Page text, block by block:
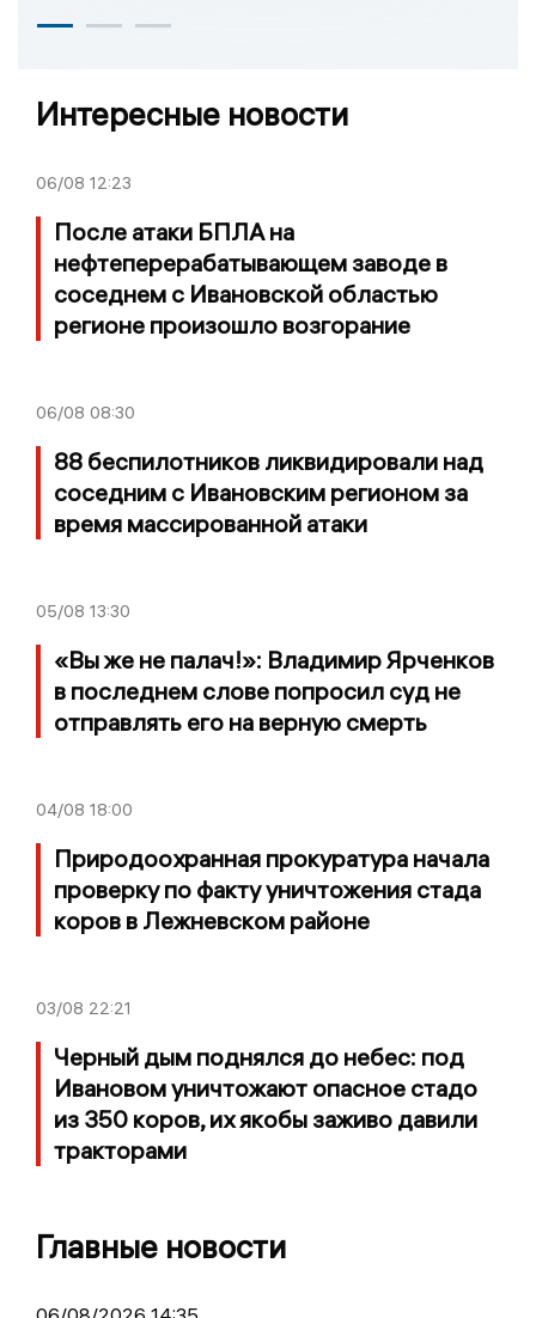
Интересные новости
06/08 12:23
После атаки БПЛА на
нефтеперерабатывающем заводе в
соседнем с Ивановской областью
регионе произошло возгорание
06/08 08:30
88 беспилотников ликвидировали над
соседним с Ивановским регионом за
время массированной атаки
05/08 13:30
«Вы же не палач!»: Владимир Ярченков
в последнем слове попросил суд не
отправлять его на верную смерть
04/08 18:00
Природоохранная прокуратура начала
проверку по факту уничтожения стада
коров в Лежневском районе
03/08 22:21
Черный дым поднялся до небес: под
Ивановом уничтожают опасное стадо
из 350 коров, их якобы заживо давили
тракторами
Главные новости